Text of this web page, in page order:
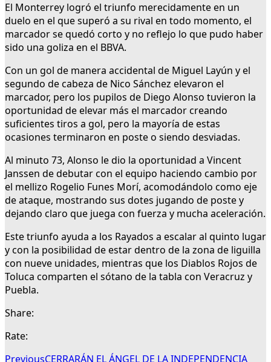
El Monterrey logró el triunfo merecidamente en un
duelo en el que superó a su rival en todo momento, el
marcador se quedó corto y no reflejo lo que pudo haber
sido una goliza en el BBVA.
Con un gol de manera accidental de Miguel Layún y el
segundo de cabeza de Nico Sánchez elevaron el
marcador, pero los pupilos de Diego Alonso tuvieron la
oportunidad de elevar más el marcador creando
suficientes tiros a gol, pero la mayoría de estas
ocasiones terminaron en poste o siendo desviadas.
Al minuto 73, Alonso le dio la oportunidad a Vincent
Janssen de debutar con el equipo haciendo cambio por
el mellizo Rogelio Funes Morí, acomodándolo como eje
de ataque, mostrando sus dotes jugando de poste y
dejando claro que juega con fuerza y mucha aceleración.
Este triunfo ayuda a los Rayados a escalar al quinto lugar
y con la posibilidad de estar dentro de la zona de liguilla
con nueve unidades, mientras que los Diablos Rojos de
Toluca comparten el sótano de la tabla con Veracruz y
Puebla.
Share:
Rate:
PreviousCERRARÁN EL ÁNGEL DE LA INDEPENDENCIA